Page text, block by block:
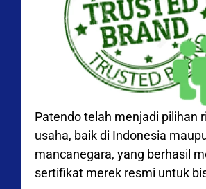
Patendo telah menjadi pilihan
usaha, baik di Indonesia
mancanegara, yang berhasil
sertifikat merek resmi untuk